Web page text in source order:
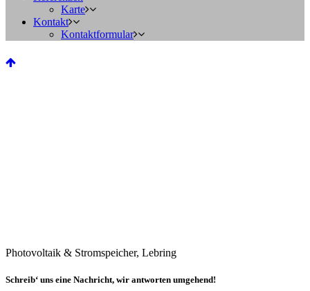
Karte
Kontakt
Kontaktformular
Photovoltaik & Stromspeicher, Lebring
Schreib‘ uns eine Nachricht, wir antworten umgehend!